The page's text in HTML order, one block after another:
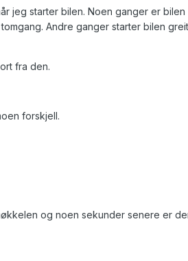
jeg starter bilen. Noen ganger er bilen
Andre ganger starter bilen
fra den.
forskjell.
og noen sekunder senere er